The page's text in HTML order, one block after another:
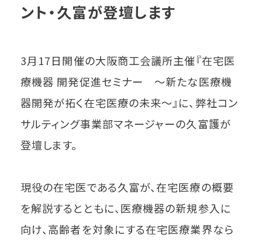
ント・久富が登壇します
3月17日開催の大阪商工会議所主催『在宅医
療機器 開発促進セミナー ～新たな医療機
器開発が拓く在宅医療の未来～』に、弊社コン
サルティング事業部マネージャーの久富護が
登壇します。
現役の在宅医である久富が、在宅医療の概要
を解説するとともに、医療機器の新規参入に
向け、高齢者を対象にする在宅医療業界なら